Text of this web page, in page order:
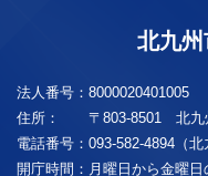
北九州
法人番号： 8000020401005
住所：
〒803-8501 北九
電話番号： 093-582-4894（北
開庁時間： 月曜日から金曜